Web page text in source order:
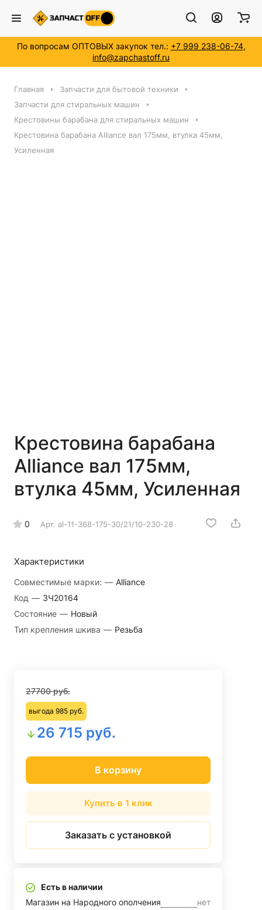
По вопросам ОПТОВЫХ закупок тел.: +7 999 238-06-74,
info@zapchastoff.ru
Главная
Запчасти для бытовой техники
Запчасти для стиральных машин
Крестовины барабана для стиральных машин
Крестовина барабана Alliance вал 175мм, втулка 45мм,
Усиленная
Крестовина барабана
Alliance вал 175мм,
втулка 45мм, Усиленная
0 Арт. al-11-368-175-30/21/10-230-28
Характеристики
Совместимые марки: — Alliance
Код — ЗЧ20164
Состояние — Новый
Тип крепления шкива — Резьба
27700 руб.
выгода 985 руб.
26 715 руб.
В корзину
Купить в 1 клик
Заказать с установкой
Есть в наличии
Магазин на Народного ополчения
нет